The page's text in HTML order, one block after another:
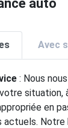
auto
Avec
: Nous
situation,
en
Notre